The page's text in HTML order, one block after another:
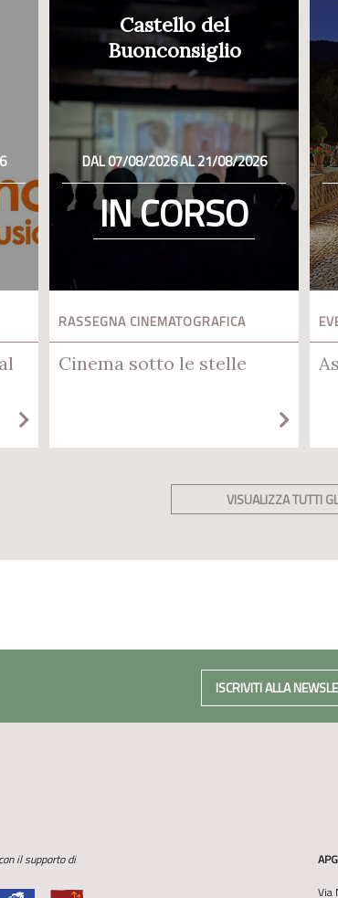
Castello del
Buonconsiglio
DAL 07/08/2026 AL 21/08/2026
IN CORSO
RASSEGNA CINEMATOGRAFICA
Cinema sotto le stelle
VISUALIZZA TUTTI
ISCRIVITI ALLA
con il supporto di
Via